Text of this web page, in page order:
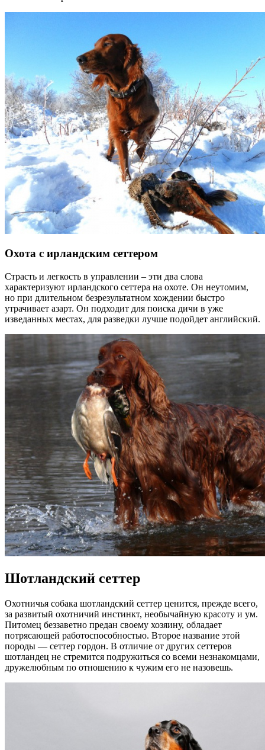
Охота с ирландским сеттером
Страсть и легкость в управлении – эти два слова
характеризуют ирландского сеттера на охоте. Он неутомим,
но при длительном безрезультатном хождении быстро
утрачивает азарт. Он подходит для поиска дичи в уже
изведанных местах, для разведки лучше подойдет английский.
Шотландский сеттер
Охотничья собака шотландский сеттер ценится, прежде всего,
за развитый охотничий инстинкт, необычайную красоту и ум.
Питомец беззаветно предан своему хозяину, обладает
потрясающей работоспособностью. Второе название этой
породы — сеттер гордон. В отличие от других сеттеров
шотландец не стремится подружиться со всеми незнакомцами,
дружелюбным по отношению к чужим его не назовешь.